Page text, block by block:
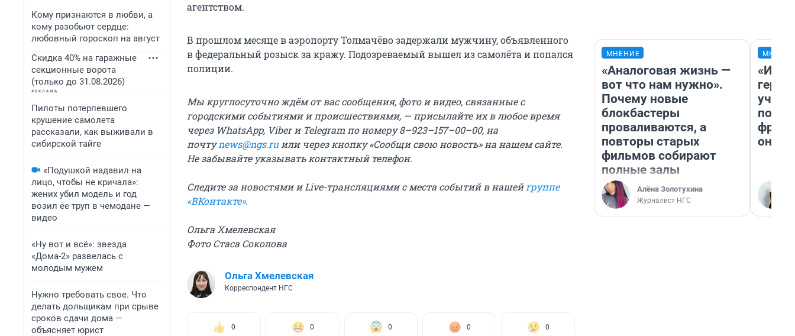
Кому признаются в любви, а
кому разобьют сердце:
любовный гороскоп на август
Скидка 40% на гаражные
секционные ворота
(только до 31.08.2026)
Пилоты потерпевшего
крушение самолета
рассказали, как выживали в
сибирской тайге
«Подушкой надавил на
лицо, чтобы не кричала»:
жених убил модель и год
возил ее труп в чемодане —
видео
«Ну вот и всё»: звезда
«Дома-2» развелась с
молодым мужем
Нужно требовать свое. Что
делать дольщикам при срыве
сроков сдачи дома —
объясняет юрист
агентством.
В прошлом месяце в аэропорту Толмачёво задержали мужчину, объявленного
в федеральный розыск за кражу. Подозреваемый вышел из самолёта и попался
полиции.
Мы круглосуточно ждём от вас сообщения, фото и видео, связанные с
городскими событиями и происшествиями, — присылайте их в любое время
через WhatsApp, Viber и Telegram по номеру 8–923–157–00–00, на
почтуnews@ngs.ruили через кнопку «Сообщи свою новость» на нашем сайте.
Не забывайте указывать контактный телефон.
Следите за новостями и Live-трансляциями с места событий в нашей группе
«ВКонтакте».
Ольга Хмелевская
Фото Стаса Соколова
Ольга Хмелевская
Корреспондент НГС
0 0 0 0 0
МНЕНИЕ
«Аналоговая жизнь —
вот что нам нужно».
Почему новые
блокбастеры
проваливаются, а
повторы старых
фильмов собирают
полные залы
Алёна Золотухина
Журналист НГС
учит
она